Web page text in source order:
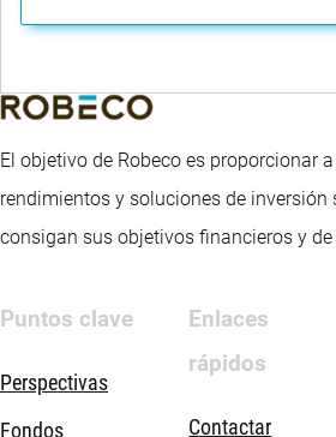
El objetivo de Robeco es proporcionar
rendimientos y soluciones de inversión
consigan sus objetivos financieros y
Puntos clave
Perspectivas
Fondos
Enlaces
rápidos
Contactar